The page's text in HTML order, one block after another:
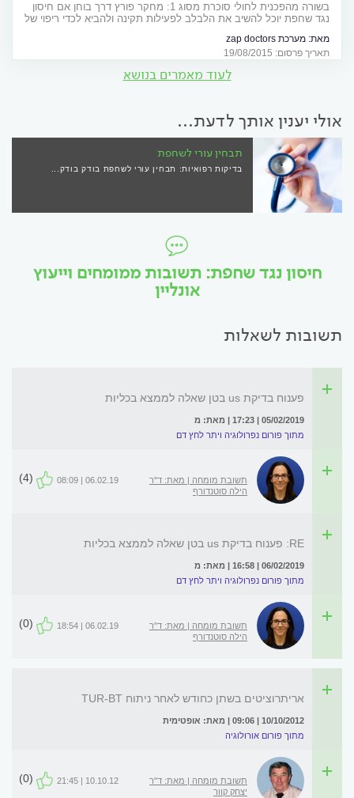
בשורה מהפכנית לחולי סוכרת מסוג 1: מחקר פורץ דרך בוחן אם חיסון
נגד שחפת יוכל להשיב את הלבלב לפעילות תקינה ולהביא לכדי ריפוי של
מאת: מערכת zap doctors
תאריך פרסום: 19/08/2015
לעוד מאמרים בנושא
אולי יענין אותך לדעת...
תבחין עורי לשחפת
בדיקות רפואיות: תבחין עורי לשחפת בודק בודק...
חיסון נגד שחפת: תשובות ממומחים וייעוץ
אונליין
תשובות לשאלות
פענוח בדיקת us בטן שאלה לממצא בכליות
05/02/2019 | 17:23 | מאת: מ
מתוך פורום נפרולוגיה ויתר לחץ דם
תשובת מומחה | מאת: ד"ר
הילה סוטנדורף
06.02.19 | 08:09
(4)
RE: פענוח בדיקת us בטן שאלה לממצא בכליות
06/02/2019 | 16:58 | מאת: מ
מתוך פורום נפרולוגיה ויתר לחץ דם
תשובת מומחה | מאת: ד"ר
הילה סוטנדורף
06.02.19 | 18:54
(0)
אריתרוציטים בשתן כחודש לאחר ניתוח TUR-BT
10/10/2012 | 09:06 | מאת: אופטימית
מתוך פורום אורולוגיה
תשובת מומחה | מאת: ד"ר
יצחק קוור
10.10.12 | 21:45
(0)